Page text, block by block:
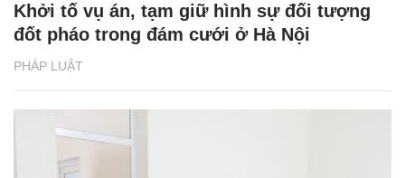
PHÁP LUẬT
Khởi tố vụ án, tạm giữ hình sự đối tượng
đốt pháo trong đám cưới ở Hà Nội